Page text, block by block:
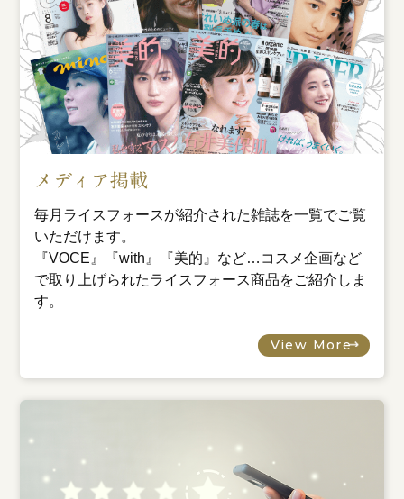
メディア掲載
毎月ライスフォースが紹介された雑誌を一覧でご覧
いただけます。
『VOCE』『with』『美的』など…コスメ企画など
で取り上げられたライスフォース商品をご紹介しま
す。
View More